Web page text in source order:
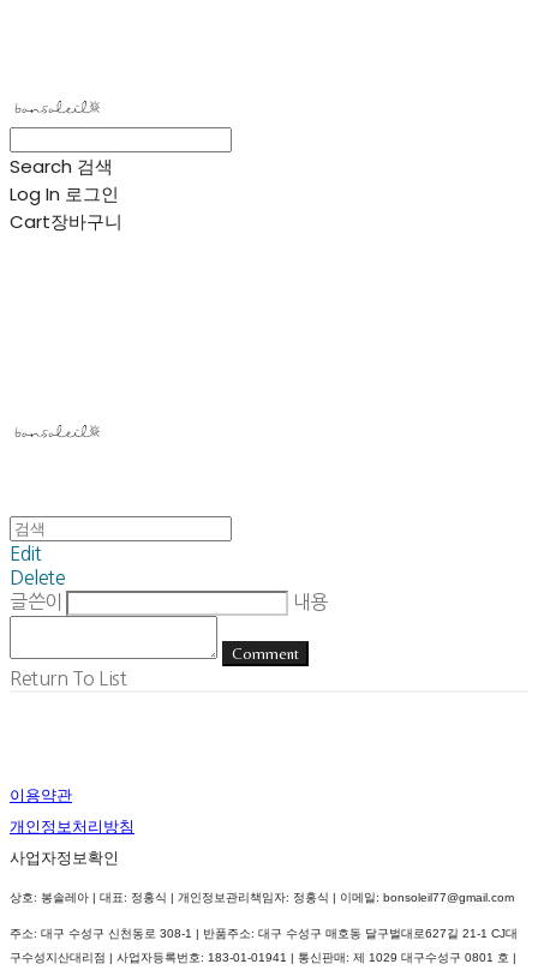
Search 검색
Log In 로그인
Cart장바구니
Edit
Delete
글쓴이
내용
Comment
Return To List
이용약관
개인정보처리방침
사업자정보확인
상호: 봉솔레아 | 대표: 정홍식 | 개인정보관리책임자: 정홍식 | 이메일: bonsoleil77@gmail.com
주소: 대구 수성구 신천동로 308-1 | 반품주소: 대구 수성구 매호동 달구벌대로627길 21-1 CJ대
구수성지산대리점 | 사업자등록번호: 183-01-01941 | 통신판매: 제 1029 대구수성구 0801 호 |